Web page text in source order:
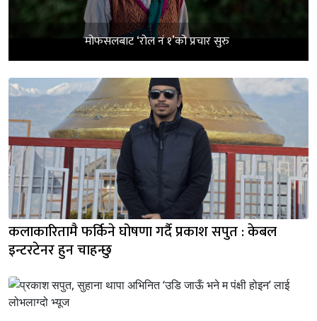
मोफसलबाट ‘रोल नं १’को प्रचार सुरु
कलाकारितामै फर्किने घोषणा गर्दै प्रकाश सपुत : केबल
इन्टरटेनर हुन चाहन्छु